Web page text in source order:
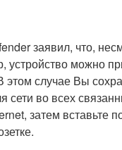
заявил, что,
устройство можно
этом случае Вы
сети во всех
затем вставьте